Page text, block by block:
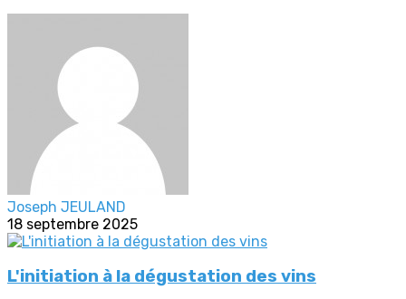
Joseph JEULAND
18 septembre 2025
L'initiation à la dégustation des vins